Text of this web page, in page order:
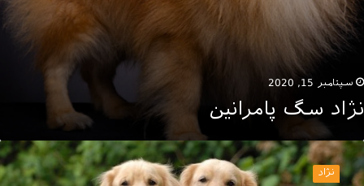
سپتامبر 15, 2020
نژاد سگ پامرانین
معرفی
گلدن
رتریور
نژاد